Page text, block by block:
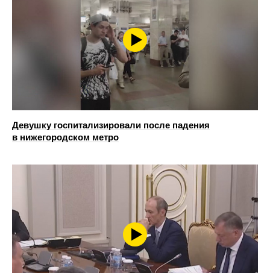
Девушку госпитализировали после падения
в нижегородском метро